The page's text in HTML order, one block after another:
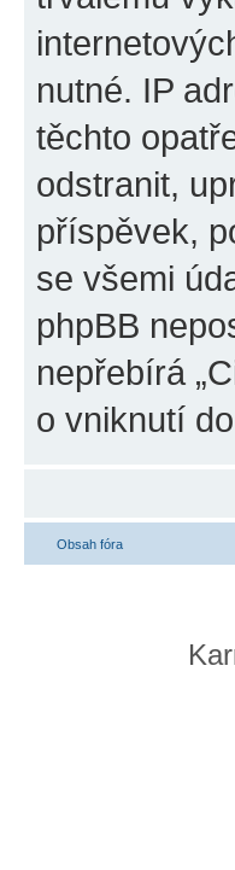
nutné. IP
těchto
odstranit,
příspěvek,
se všemi
phpBB
nepřebírá
o vniknutí
Obsah fóra